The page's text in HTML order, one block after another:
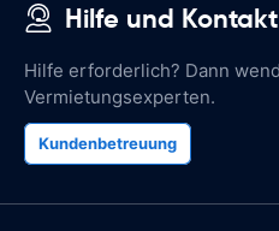
Hilfe und Kontakt
Hilfe erforderlich? Dann
Vermietungsexperten.
Kundenbetreuung